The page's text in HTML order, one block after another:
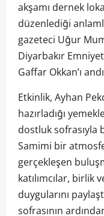
akşamı dernek
düzenlediği
gazeteci Uğur
Diyarbakır
Gaffar Okkan’ı
Etkinlik, Ayhan
hazırladığı
dostluk sofrasıyla
Samimi bir
gerçekleşen
katılımcılar, birlik
duygularını
sofrasının